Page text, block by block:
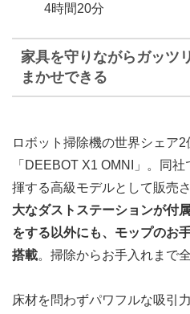
4時間20分
家具を守りながらガッツ
まかせできる
ロボット掃除機の世界シェア
「DEEBOT X1 OMNI」。同
揮する高級モデルとして販売
大なダストステーションが付
をする以外にも、モップのお
搭載。掃除からお手入れまで
床材を問わずパワフルな吸引